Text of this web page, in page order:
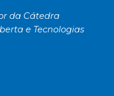
da Cátedra
e Tecnologias